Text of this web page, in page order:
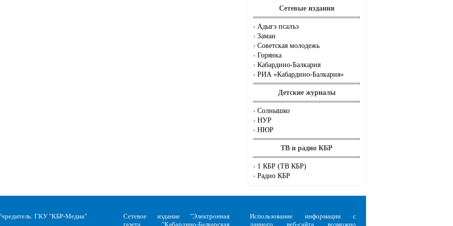
Сетевые издания
Адыгэ псалъэ
Заман
Советская молодежь
Горянка
Кабардино-Балкария
РИА «Кабардино-Балкария»
Детские журналы
Солнышко
НУР
НЮР
ТВ и радио КБР
1 КБР (ТВ КБР)
Радио КБР
ГКУ "КБР-Медиа"
Сетевое издание "Электронная
газета "Кабардино-Балкарская
Использование информации с
данного веб-сайта возможно